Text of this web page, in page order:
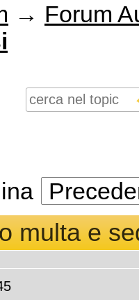
→ Forum
multa e